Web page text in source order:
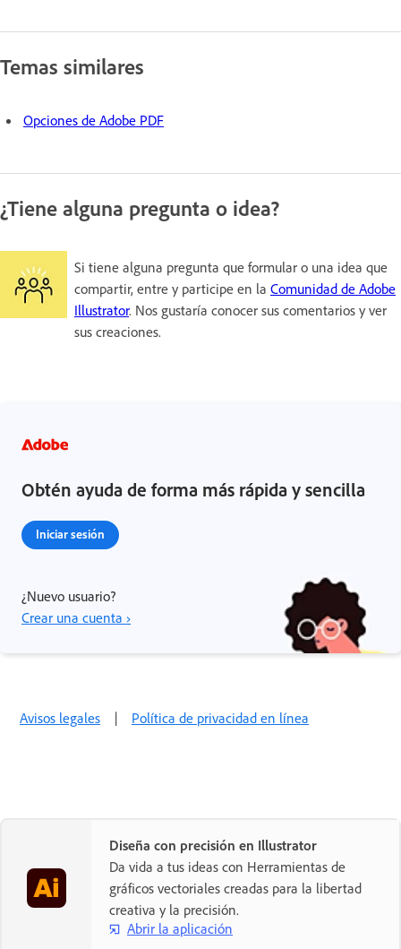
Temas similares
Opciones de Adobe PDF
¿Tiene alguna pregunta o idea?
Si tiene alguna pregunta que formular o una idea que
compartir, entre y participe en la Comunidad de Adobe
Illustrator. Nos gustaría conocer sus comentarios y ver
sus creaciones.
Obtén ayuda de forma más rápida y sencilla
Iniciar sesión
¿Nuevo usuario?
Crear una cuenta ›
Avisos legales | Política de privacidad en línea
Diseña con precisión en Illustrator
Da vida a tus ideas con Herramientas de
gráficos vectoriales creadas para la libertad
creativa y la precisión.
Abrir la aplicación